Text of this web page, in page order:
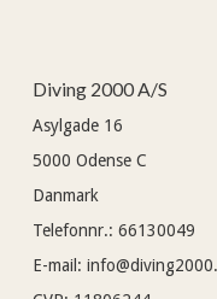
Diving 2000 A/S
Asylgade 16
5000 Odense C
Danmark
Telefonnr.: 66130049
E-mail: